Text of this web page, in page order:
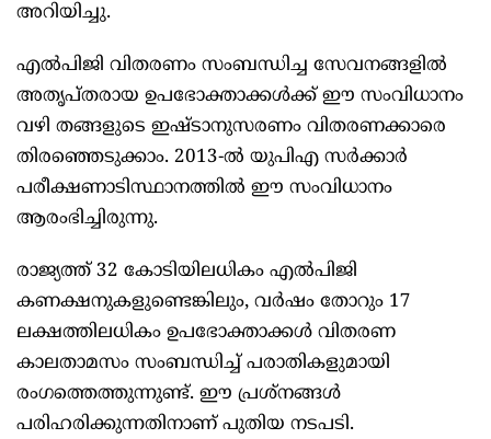
അറിയിച്ചു.
എൽപിജി വിതരണം സംബന്ധിച്ച സേവനങ്ങളിൽ
അതൃപ്തരായ ഉപഭോക്താക്കൾക്ക് ഈ സംവിധാനം
വഴി തങ്ങളുടെ ഇഷ്ടാനുസരണം വിതരണക്കാരെ
തിരഞ്ഞെടുക്കാം. 2013-ൽ യുപിഎ സർക്കാർ
പരീക്ഷണാടിസ്ഥാനത്തിൽ ഈ സംവിധാനം
ആരംഭിച്ചിരുന്നു.
രാജ്യത്ത് 32 കോടിയിലധികം എൽപിജി
കണക്ഷനുകളുണ്ടെങ്കിലും, വർഷം തോറും 17
ലക്ഷത്തിലധികം ഉപഭോക്താക്കൾ വിതരണ
കാലതാമസം സംബന്ധിച്ച് പരാതികളുമായി
രംഗത്തെത്തുന്നുണ്ട്. ഈ പ്രശ്നങ്ങൾ
പരിഹരിക്കുന്നതിനാണ് പുതിയ നടപടി.